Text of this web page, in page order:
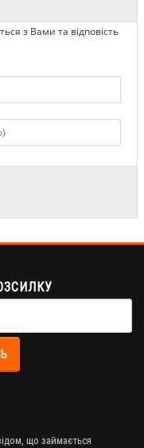
з Вами та відповість
що займається